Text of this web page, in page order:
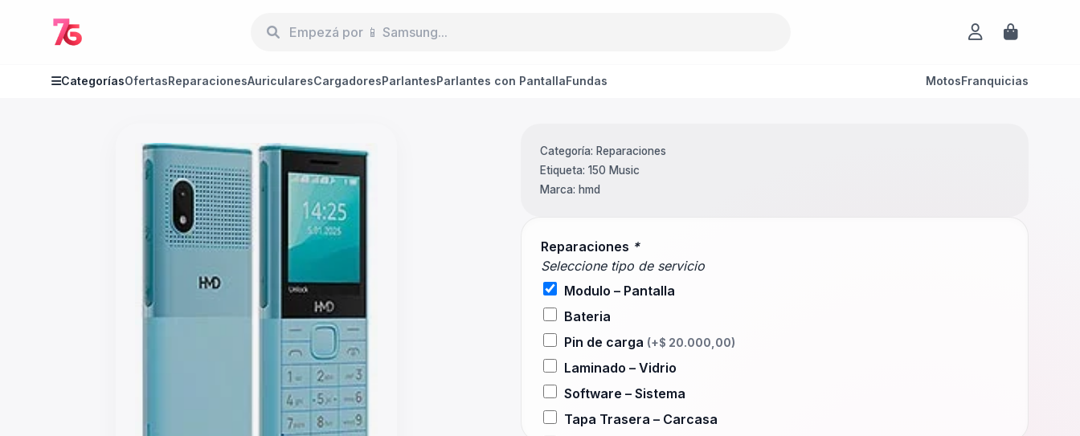
CategoríasOfertasReparacionesAuricularesCargadoresParlantesParlantes con PantallaFundas MotosFranquicias
Reparaciones *
Seleccione tipo de servicio
Modulo – Pantalla
Bateria
Pin de carga (+$ 20.000,00)
Laminado – Vidrio
Software – Sistema
Tapa Trasera – Carcasa
Categoría: Reparaciones
Etiqueta: 150 Music
Marca: hmd